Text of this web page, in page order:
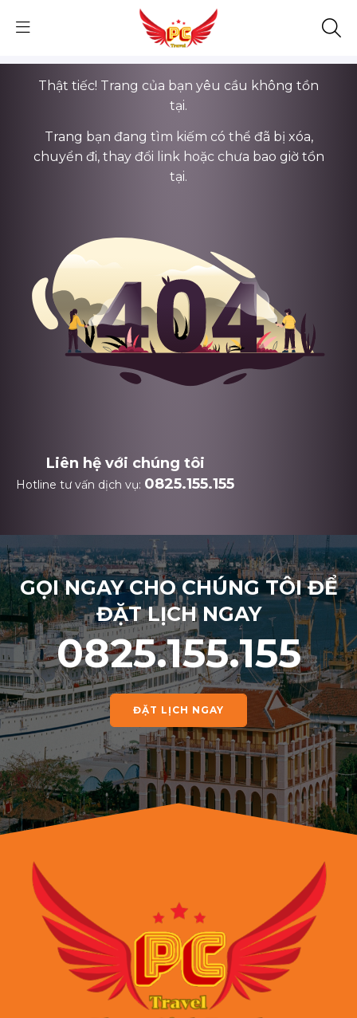
Thật tiếc! Trang của bạn yêu cầu không tồn
tại.
Trang bạn đang tìm kiếm có thể đã bị xóa,
chuyển đi, thay đổi link hoặc chưa bao giờ tồn
tại.
Liên hệ với chúng tôi
Hotline tư vấn dịch vụ: 0825.155.155
GỌI NGAY CHO CHÚNG TÔI ĐỂ
ĐẶT LỊCH NGAY
0825.155.155
ĐẶT LỊCH NGAY